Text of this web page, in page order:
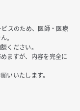
スのため、医師・医療
。
ください。
ますが、内容を完全に
いいたします。